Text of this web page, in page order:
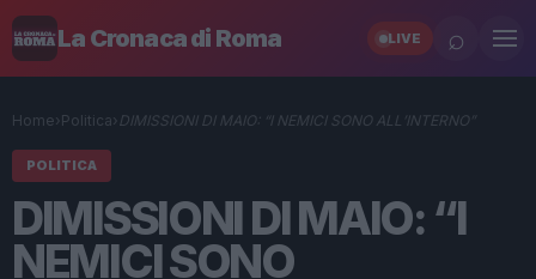
La Cronaca di Roma LIVE ⌕
Home› Politica› DIMISSIONI DI MAIO: “I NEMICI SONO ALL’INTERNO”
POLITICA
DIMISSIONI DI MAIO: “I
NEMICI SONO